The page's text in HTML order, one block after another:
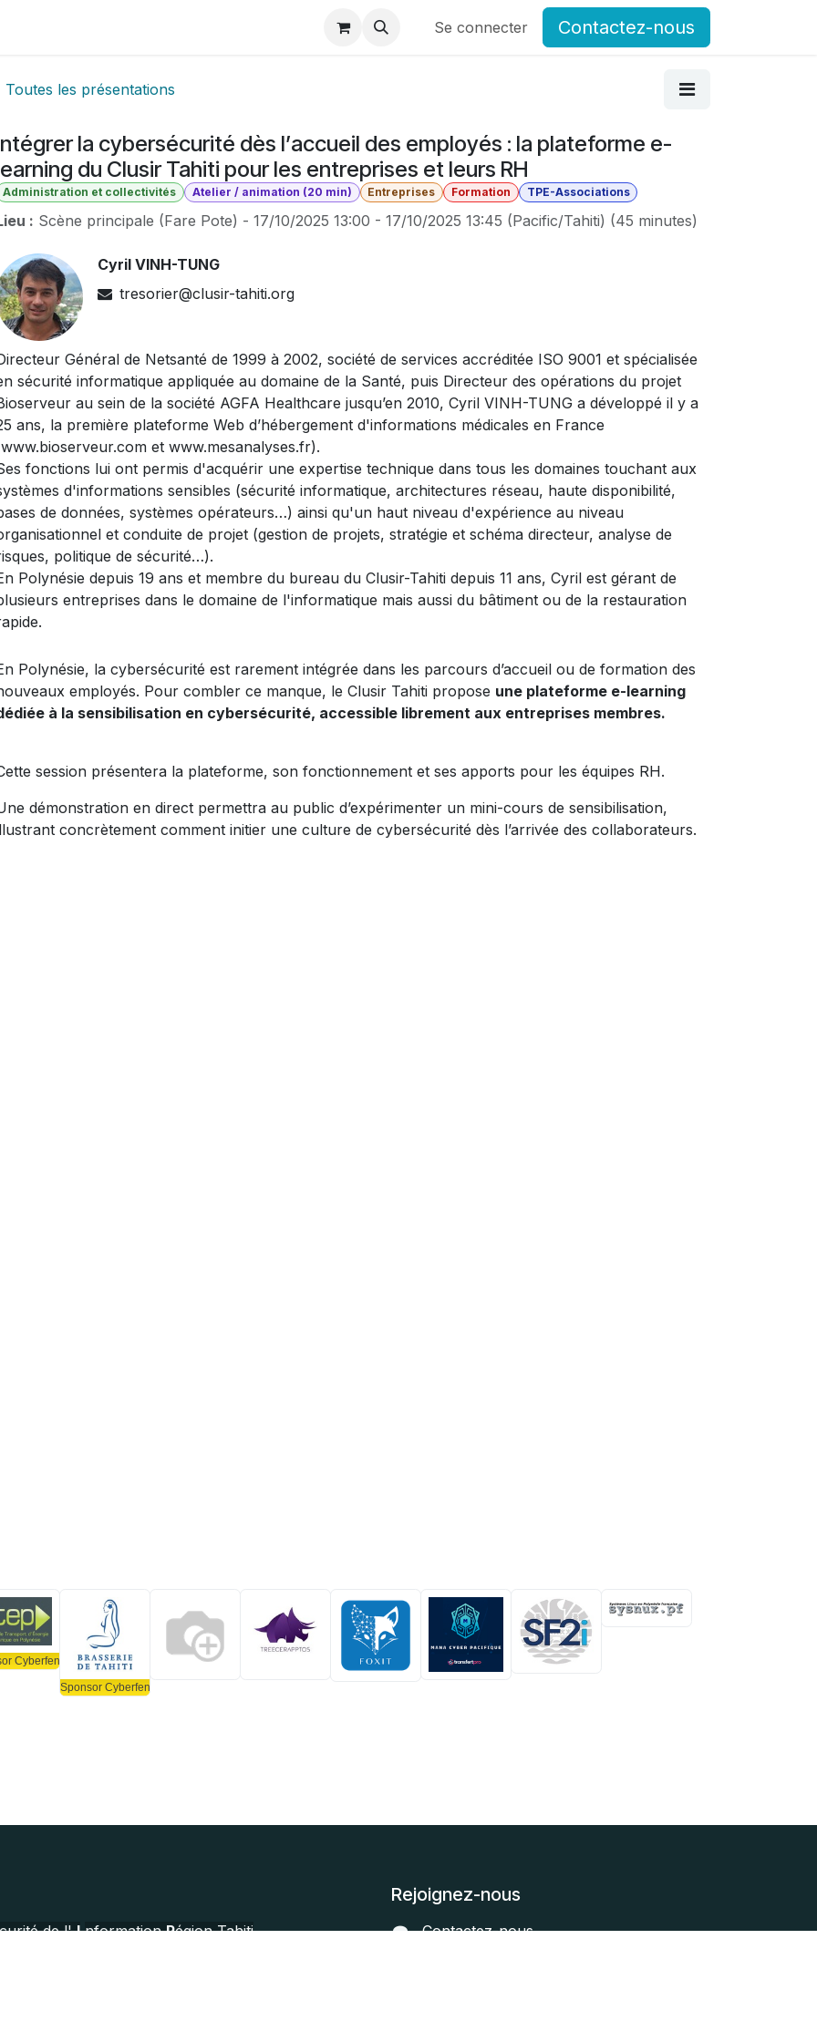
Publications Postes Forum Associations du GCSMS
Se connecter Contactez-nous
Toutes les présentations
la cybersécurité dès l’accueil des employés : la plateforme e-
du Clusir Tahiti pour les entreprises et leurs RH
Administration et collectivités Atelier / animation (20 min) Entreprises Formation TPE-Associations
: Scène principale (Fare Pote) - 17/10/2025 13:00 - 17/10/2025 13:45 (Pacific/Tahiti) (45 minutes)
Cyril VINH-TUNG
tresorier@clusir-tahiti.org
Général de Netsanté de 1999 à 2002, société de services accréditée ISO 9001 et spécialisée
sécurité informatique appliquée au domaine de la Santé, puis Directeur des opérations du projet
au sein de la société AGFA Healthcare jusqu’en 2010, Cyril VINH-TUNG a développé il y a
ans, la première plateforme Web d’hébergement d'informations médicales en France
et www.mesanalyses.fr).
fonctions lui ont permis d'acquérir une expertise technique dans tous les domaines touchant aux
d'informations sensibles (sécurité informatique, architectures réseau, haute disponibilité,
de données, systèmes opérateurs…) ainsi qu'un haut niveau d'expérience au niveau
et conduite de projet (gestion de projets, stratégie et schéma directeur, analyse de
politique de sécurité…).
Polynésie depuis 19 ans et membre du bureau du Clusir-Tahiti depuis 11 ans, Cyril est gérant de
entreprises dans le domaine de l'informatique mais aussi du bâtiment ou de la restauration
Polynésie, la cybersécurité est rarement intégrée dans les parcours d’accueil ou de formation des
employés. Pour combler ce manque, le Clusir Tahiti propose une plateforme e-learning
à la sensibilisation en cybersécurité, accessible librement aux entreprises membres.
session présentera la plateforme, son fonctionnement et ses apports pour les équipes RH.
démonstration en direct permettra au public d’expérimenter un mini-cours de sensibilisation,
concrètement comment initier une culture de cybersécurité dès l’arrivée des collaborateurs.
Cyberfenua Gold
Sponsor Cyberfenua Gold
de l'I nformationRégion Tahiti
Rejoignez-nous
Contactez-nous